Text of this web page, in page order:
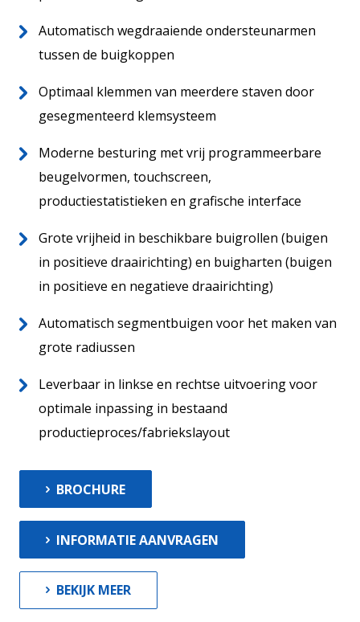
Contact
Vacatures
NL
Home
Over ons
Aftersales
Automatisch wegdraaiende ondersteunarmen
tussen de buigkoppen
Optimaal klemmen van meerdere staven door
gesegmenteerd klemsysteem
Moderne besturing met vrij programmeerbare
beugelvormen, touchscreen,
productiestatistieken en grafische interface
Grote vrijheid in beschikbare buigrollen (buigen
in positieve draairichting) en buigharten (buigen
in positieve en negatieve draairichting)
Automatisch segmentbuigen voor het maken van
grote radiussen
Leverbaar in linkse en rechtse uitvoering voor
optimale inpassing in bestaand
productieproces/fabriekslayout
BROCHURE
INFORMATIE AANVRAGEN
BEKIJK MEER